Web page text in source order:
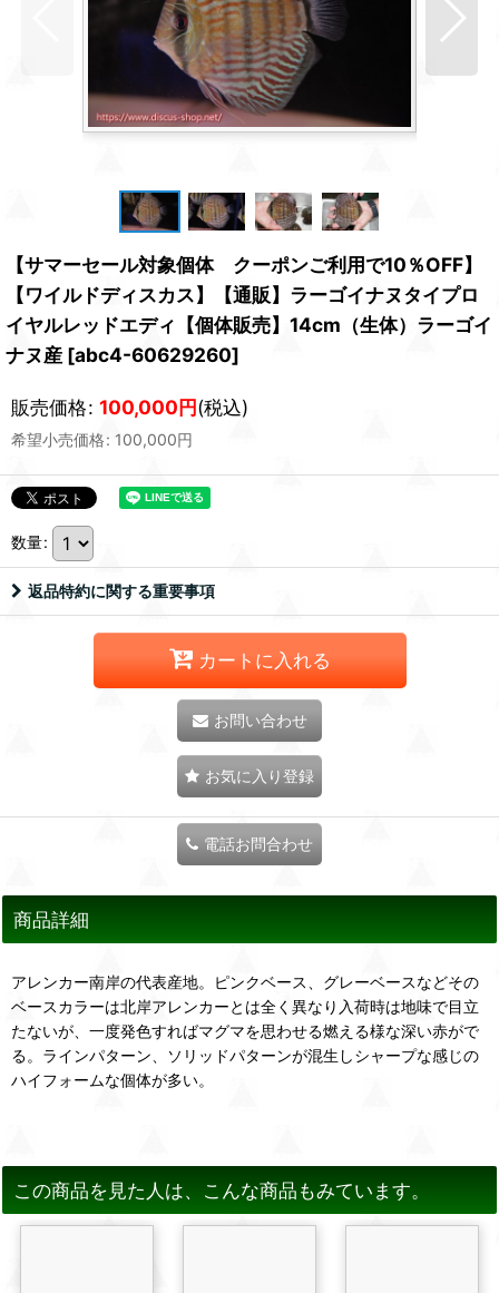
【サマーセール対象個体 クーポンご利用で10％OFF】
【ワイルドディスカス】【通販】ラーゴイナヌタイプロ
イヤルレッドエディ【個体販売】14cm（生体）ラーゴイ
ナヌ産 [abc4-60629260]
販売価格: 100,000円(税込)
希望小売価格: 100,000円
数量:
返品特約に関する重要事項
カートに入れる
お問い合わせ
お気に入り登録
電話お問合わせ
商品詳細
アレンカー南岸の代表産地。ピンクベース、グレーベースなどその
ベースカラーは北岸アレンカーとは全く異なり入荷時は地味で目立
たないが、一度発色すればマグマを思わせる燃える様な深い赤がで
る。ラインパターン、ソリッドパターンが混生しシャープな感じの
ハイフォームな個体が多い。
この商品を見た人は、こんな商品もみています。